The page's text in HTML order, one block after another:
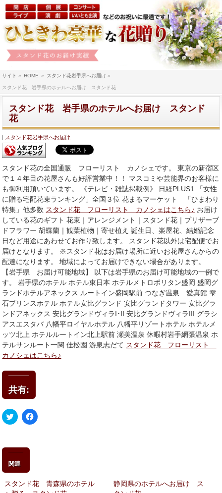
サイト » HOME » スタンド花岩手県へお届け »
スタンド花 岩手県のホテルへお届け スタンド花
スタンド花 岩手県のホテルへお届け スタンド
花
スタンド花岩手県へお届け
スタンド花の全国通販 フローリスト カノシェです。 東京の新宿区
で１４年目の花屋さんも好評営業中！！ マスコミや芸能界のお客様に
も御利用頂いています。 《テレビ・雑誌掲載例》 日経PLUS1 「女性
に贈る宅配花束ランキング」全国３位 花まるマーケット 「ひまわり
特集」他多数 スタンド花 フローリスト カノシェはこちら♪ お届け
している花のギフト 花束｜アレンジメント｜スタンド花｜プリザーブ
ドフラワー 胡蝶蘭｜観葉植物｜寄せ植え 誕生日、楽屋花、結婚記念
日など用途にあわせてお作り致します。 スタンド花以外は宅配便でお
届けとなります。 ※スタンド花はお届け場所に近いお花屋さんからの
配達になります。 地域によってお届けできない場合があります。
【岩手県 お届け可能地域】 以下は岩手県のお届け可能地域の一例で
す。 岩手県のホテル ホテル東日本 ホテルメトロポリタン盛岡 盛岡グ
ランドホテルアネックス ルートイン盛岡駅前 つなぎ温泉 愛真館 雫
石プリンスホテル ホテル安比グランド 安比グランドタワー 安比グラ
ンドアネックス 安比グランドヴィラI･II 安比グランドヴィラIII グラシ
アスエスタバ 八幡平ロイヤルホテル 八幡平リゾートホテル ホテルメ
ッツ北上 ホテルルートイン北上駅前 瀬美温泉 休暇村岩手網張温泉 ホ
テルサンルート一関 佳松園 游泉志だて スタンド花 フローリスト
カノシェはこちら♪
共有:
ク
リ
て
で
共
有
(新
し
Facebook
で
ッ
ク
関連
スタンド花 青森県のホテル
静岡県のホテルへお届け ス